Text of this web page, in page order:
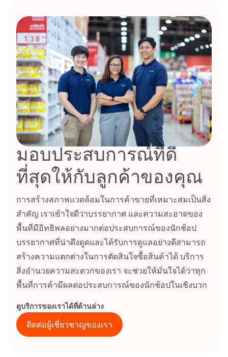
มอบประสบการณ์ที่ดี
ที่สุดให้กับลูกค้าของคุณ
การสร้างสภาพแวดล้อมในการค้าขายที่เหมาะสมเป็นสิ่ง
สำคัญ เราเข้าใจดีว่าบรรยากาศ และความสะอาดของ
พื้นที่มีอิทธิพลอย่างมากต่อประสบการณ์ของนักช้อป
บรรยากาศที่น่าดึงดูดและได้รับการดูแลอย่างดีสามารถ
สร้างความแตกต่างในการตัดสินใจซื้อสินค้าได้ บริการ
สิ่งอำนวยความสะดวกของเรา จะช่วยให้มั่นใจได้ว่าทุก
พื้นที่การค้ามีผลต่อประสบการณ์ของนักช้อปในเชิงบวก
ดูบริการของเราได้ที่ด้านล่าง
ติดต่อผู้เชี่ยวชาญของเรา